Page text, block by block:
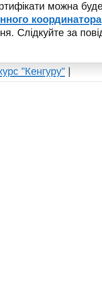
можна
координатора
Слідкуйте за
"Кенгуру"